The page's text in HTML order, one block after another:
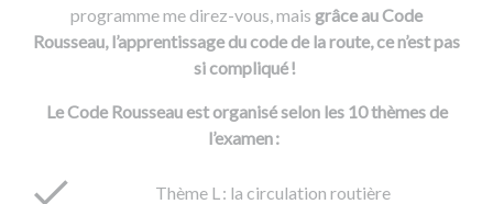
programme me direz-vous, mais grâce au Code
Rousseau, l’apprentissage du code de la route, ce n’est pas
si compliqué !
Le Code Rousseau est organisé selon les 10 thèmes de
l’examen :
Thème L : la circulation routière